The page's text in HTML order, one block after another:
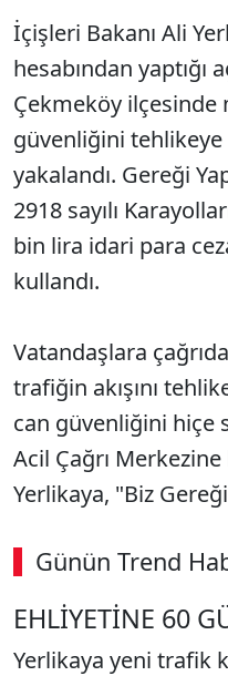
İçişleri Bakanı Ali
hesabından yaptığı a
Çekmeköy
güvenliğini tehlikeye
yakalandı. Gereği
2918 sayılı
bin lira idari para
kullandı.
Vatandaşlara ça
trafiğin akışını
can güvenliğini hiçe
Acil Çağrı
Yerlikaya, "Biz
Günün Trend
00:02 / 09:08
EHLİYETİNE 60
Yerlikaya yeni trafik